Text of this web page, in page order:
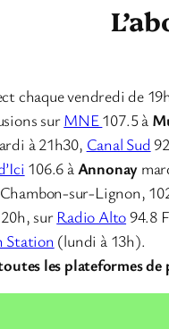
chaque vendredi de
surMNE107.5 à
à 21h30, Canal Sud
106.6 àAnnonay
sur-Lignon,
sur Radio Alto 94.8
Station (lundi à 13h).
les plateformes de